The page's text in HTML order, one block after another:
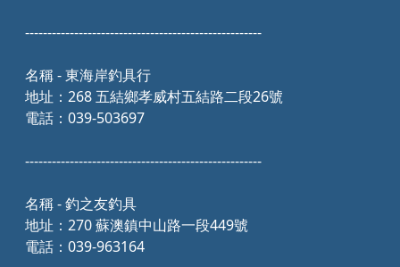
-----------------------------------------------------
名稱 - 東海岸釣具行
地址：268 五結鄉孝威村五結路二段26號
電話：039-503697
-----------------------------------------------------
名稱 - 釣之友釣具
地址：270 蘇澳鎮中山路一段449號
電話：039-963164